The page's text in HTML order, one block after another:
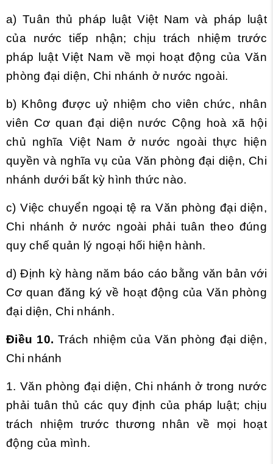
a) Tuân thủ pháp luật Việt Nam và pháp luật
của nước tiếp nhận; chịu trách nhiệm trước
pháp luật Việt Nam về mọi hoạt động của Văn
phòng đại diện, Chi nhánh ở nước ngoài.
b) Không được uỷ nhiệm cho viên chức, nhân
viên Cơ quan đại diện nước Cộng hoà xã hội
chủ nghĩa Việt Nam ở nước ngoài thực hiện
quyền và nghĩa vụ của Văn phòng đại diện, Chi
nhánh dưới bất kỳ hình thức nào.
c) Việc chuyển ngoại tệ ra Văn phòng đại diện,
Chi nhánh ở nước ngoài phải tuân theo đúng
quy chế quản lý ngoại hối hiện hành.
d) Định kỳ hàng năm báo cáo bằng văn bản với
Cơ quan đăng ký về hoạt động của Văn phòng
đại diện, Chi nhánh.
Điều 10. Trách nhiệm của Văn phòng đại diện,
Chi nhánh
1. Văn phòng đại diện, Chi nhánh ở trong nước
phải tuân thủ các quy định của pháp luật; chịu
trách nhiệm trước thương nhân về mọi hoạt
động của mình.